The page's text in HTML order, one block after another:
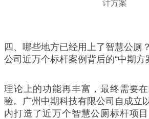
四、哪些地方已经用上了智慧公厕
公司近万个标杆案例背后的“中期方
理论上的功能再丰富，最终需要
验。广州中期科技有限公司自成立
内打造了近万个智慧公厕标杆项